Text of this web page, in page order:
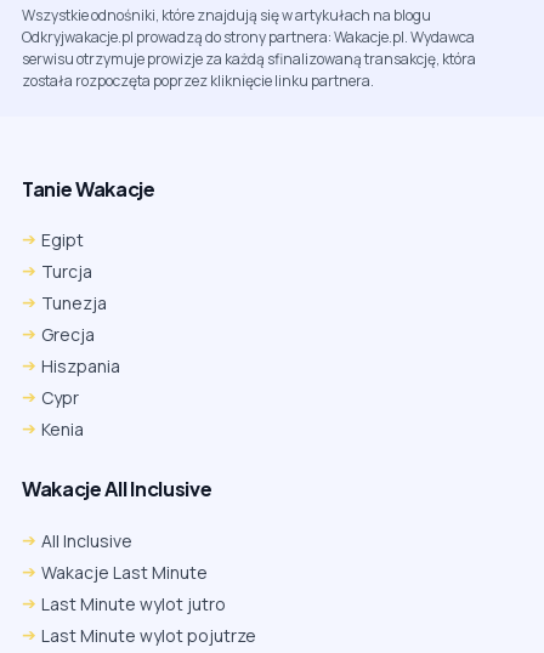
Wszystkie odnośniki, które znajdują się w artykułach na blogu
Odkryjwakacje.pl prowadzą do strony partnera: Wakacje.pl. Wydawca
serwisu otrzymuje prowizje za każdą sfinalizowaną transakcję, która
została rozpoczęta poprzez kliknięcie linku partnera.
Tanie Wakacje
Egipt
Turcja
Tunezja
Grecja
Hiszpania
Cypr
Kenia
Wakacje All Inclusive
All Inclusive
Wakacje Last Minute
Last Minute wylot jutro
Last Minute wylot pojutrze